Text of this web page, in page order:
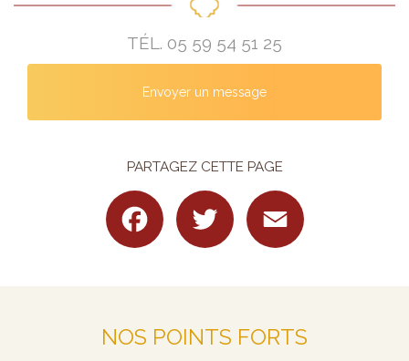
TÉL. 05 59 54 51 25
Envoyer un message
PARTAGEZ CETTE PAGE
Facebook Twitter
NOS POINTS FORTS